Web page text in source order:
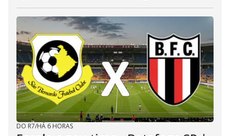
DO R7/HÁ 6 HORAS